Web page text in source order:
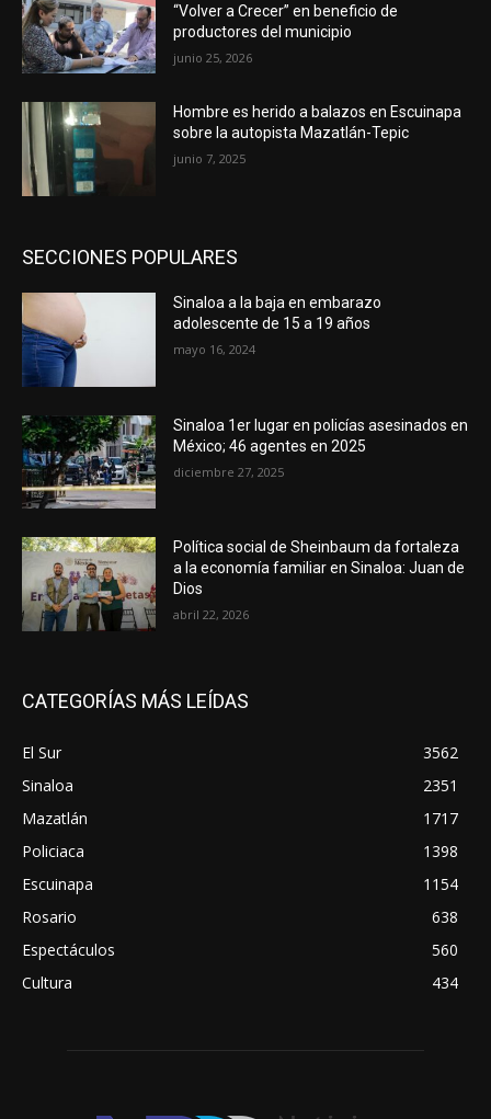
“Volver a Crecer” en beneficio de
productores del municipio
junio 25, 2026
Hombre es herido a balazos en Escuinapa
sobre la autopista Mazatlán-Tepic
junio 7, 2025
SECCIONES POPULARES
Sinaloa a la baja en embarazo
adolescente de 15 a 19 años
mayo 16, 2024
Sinaloa 1er lugar en policías asesinados en
México; 46 agentes en 2025
diciembre 27, 2025
Política social de Sheinbaum da fortaleza
a la economía familiar en Sinaloa: Juan de
Dios
abril 22, 2026
CATEGORÍAS MÁS LEÍDAS
El Sur
3562
Sinaloa
2351
Mazatlán
1717
Policiaca
1398
Escuinapa
1154
Rosario
638
Espectáculos
560
Cultura
434